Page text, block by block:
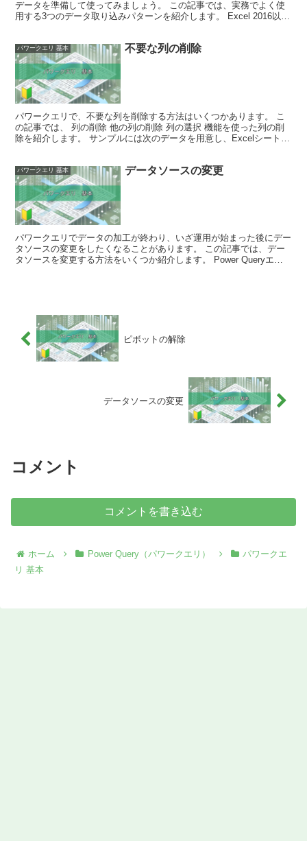
データを準備して使ってみましょう。 この記事では、実務でよく使
用する3つのデータ取り込みパターンを紹介します。 Excel 2016以降
パワークエリ 基本 不要な列の削除
パワークエリで、不要な列を削除する方法はいくつかあります。 こ
の記事では、 列の削除 他の列の削除 列の選択 機能を使った列の削
除を紹介します。 サンプルには次のデータを用意し、Excelシートを
パワークエリ 基本 データソースの変更
パワークエリでデータの加工が終わり、いざ運用が始まった後にデー
タソースの変更をしたくなることがあります。 この記事では、デー
タソースを変更する方法をいくつか紹介します。 Power Queryエデ
ピボットの解除
データソースの変更
コメント
コメントを書き込む
ホーム Power Query（パワークエリ）
パワークエ
リ 基本